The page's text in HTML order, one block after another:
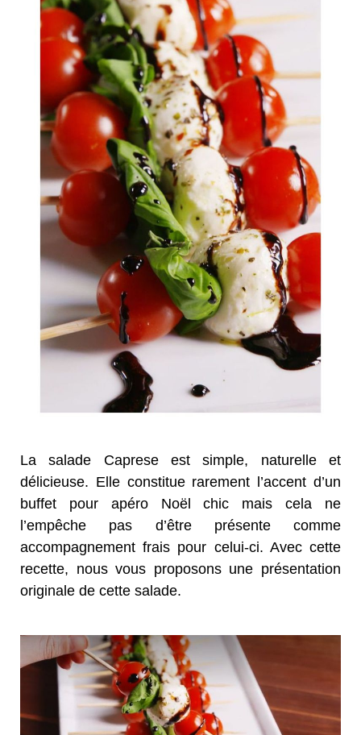
La salade Caprese est simple, naturelle et
délicieuse. Elle constitue rarement l’accent d’un
buffet pour apéro Noël chic mais cela ne
l’empêche pas d’être présente comme
accompagnement frais pour celui-ci. Avec cette
recette, nous vous proposons une présentation
originale de cette salade.